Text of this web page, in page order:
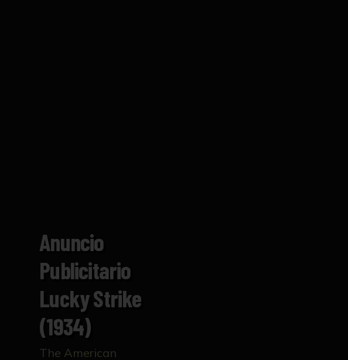
Anuncio
Publicitario
Lucky Strike
(1934)
The American